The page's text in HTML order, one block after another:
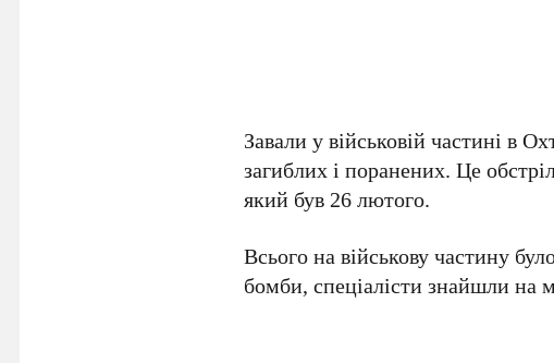
Завали у військовій частині в
загиблих і поранених. Це
який був 26 лютого.
Всього на військову частину
бомби, спеціалісти знайшли на